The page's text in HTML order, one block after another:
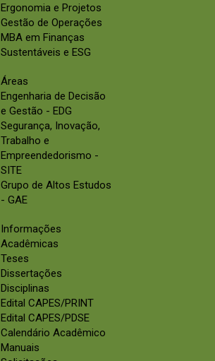
Ergonomia e Projetos
Gestão de Operações
MBA em Finanças
Sustentáveis e ESG
Áreas
Engenharia de Decisão
e Gestão - EDG
Segurança, Inovação,
Trabalho e
Empreendedorismo -
SITE
Grupo de Altos Estudos
- GAE
Informações
Acadêmicas
Teses
Dissertações
Disciplinas
Edital CAPES/PRINT
Edital CAPES/PDSE
Calendário Acadêmico
Manuais